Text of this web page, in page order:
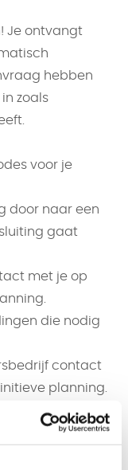
Je ontvangt
hebben
zoals
voor je
door naar een
gaat
met je op
die nodig
contact
planning.
de geplande